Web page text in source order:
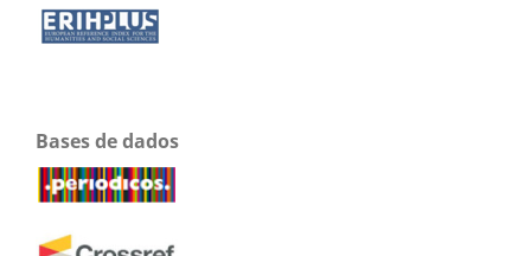
Bases de dados